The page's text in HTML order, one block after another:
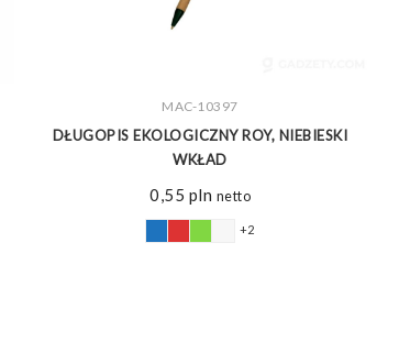
ZOBACZ WIĘCEJ
MAC-10397
DŁUGOPIS EKOLOGICZNY ROY, NIEBIESKI
WKŁAD
0,55 pln netto
+2